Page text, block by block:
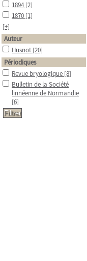
1894 [2]
1870 [1]
[+]
Auteur
Husnot [20]
Périodiques
Revue bryologique [8]
Bulletin de la Société
linnéenne de Normandie
[6]